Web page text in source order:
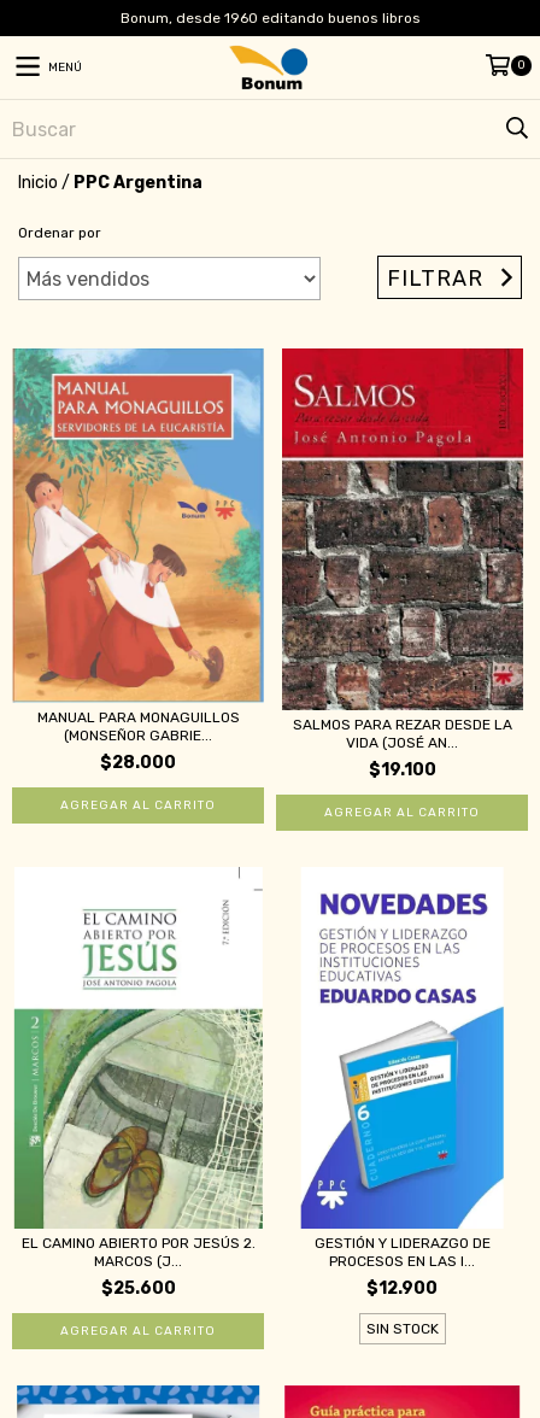
Bonum, desde 1960 editando buenos libros
MENÚ 0
Inicio / PPC Argentina
Ordenar por
FILTRAR
MANUAL PARA MONAGUILLOS
(MONSEÑOR GABRIE...
$28.000
SALMOS PARA REZAR DESDE LA
VIDA (JOSÉ AN...
$19.100
EL CAMINO ABIERTO POR JESÚS 2.
MARCOS (J...
$25.600
GESTIÓN Y LIDERAZGO DE
PROCESOS EN LAS I...
$12.900
SIN STOCK